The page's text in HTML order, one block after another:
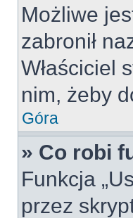
Możliwe
zabronił
Właściciel
nim, żeby
Góra
» Co robi
Funkcja
przez